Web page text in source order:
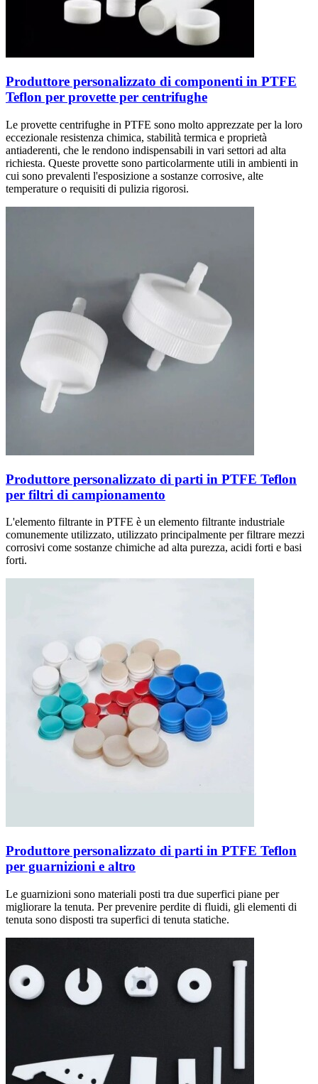
Produttore personalizzato di componenti in PTFE
Teflon per provette per centrifughe
Le provette centrifughe in PTFE sono molto apprezzate per la loro
eccezionale resistenza chimica, stabilità termica e proprietà
antiaderenti, che le rendono indispensabili in vari settori ad alta
richiesta. Queste provette sono particolarmente utili in ambienti in
cui sono prevalenti l'esposizione a sostanze corrosive, alte
temperature o requisiti di pulizia rigorosi.
Produttore personalizzato di parti in PTFE Teflon
per filtri di campionamento
L'elemento filtrante in PTFE è un elemento filtrante industriale
comunemente utilizzato, utilizzato principalmente per filtrare mezzi
corrosivi come sostanze chimiche ad alta purezza, acidi forti e basi
forti.
Produttore personalizzato di parti in PTFE Teflon
per guarnizioni e altro
Le guarnizioni sono materiali posti tra due superfici piane per
migliorare la tenuta. Per prevenire perdite di fluidi, gli elementi di
tenuta sono disposti tra superfici di tenuta statiche.